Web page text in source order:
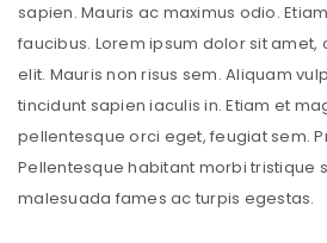
sapien. Mauris ac maximus odio.
faucibus. Lorem ipsum dolor sit
elit. Mauris non risus sem. Aliquam
tincidunt sapien iaculis in. Etiam et
pellentesque orci eget, feugiat sem.
Pellentesque habitant morbi tristique
malesuada fames ac turpis egestas.